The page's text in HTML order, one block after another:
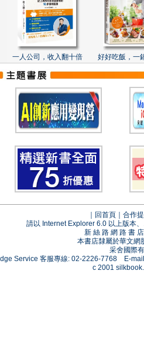
一人公司，收入翻十倍 好好吃飯，一
回首頁
合作
請以 Internet Explorer 6.0 以上版本
新 絲 路 網 路 書
本書店隸屬於華文網
采舍國際
Service 客服專線: 02-2226-7768 E-
c 2001